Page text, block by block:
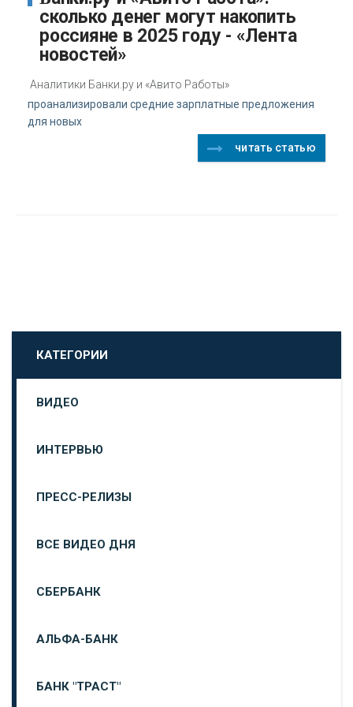
сколько денег могут накопить
россияне в 2025 году - «Лента
новостей»
Аналитики Банки.ру и «Авито Работы»
проанализировали средние зарплатные предложения
для новых
читать статью
КАТЕГОРИИ
ВИДЕО
ИНТЕРВЬЮ
ПРЕСС-РЕЛИЗЫ
ВСЕ ВИДЕО ДНЯ
СБЕРБАНК
АЛЬФА-БАНК
БАНК "ТРАСТ"